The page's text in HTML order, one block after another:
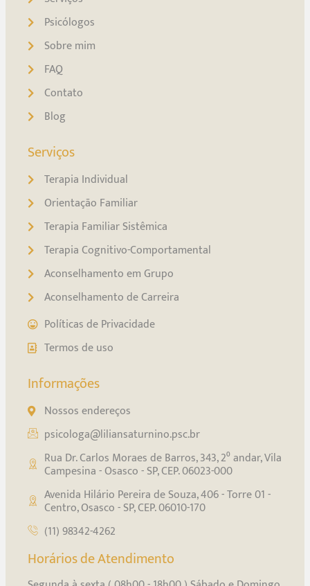
Psicólogos
Sobre mim
FAQ
Contato
Blog
Serviços
Terapia Individual
Orientação Familiar
Terapia Familiar Sistêmica
Terapia Cognitivo-Comportamental
Aconselhamento em Grupo
Aconselhamento de Carreira
Políticas de Privacidade
Termos de uso
Informações
Nossos endereços
psicologa@liliansaturnino.psc.br
Rua Dr. Carlos Moraes de Barros, 343, 2⁰ andar, Vila
Campesina - Osasco - SP, CEP. 06023-000
Avenida Hilário Pereira de Souza, 406 - Torre 01 -
Centro, Osasco - SP, CEP. 06010-170
(11) 98342-4262
Horários de Atendimento